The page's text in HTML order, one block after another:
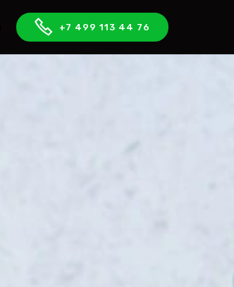
+7 499 113 44 76